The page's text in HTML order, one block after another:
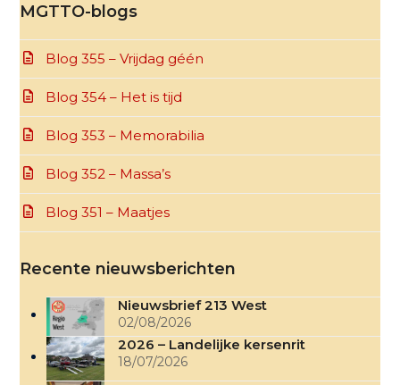
MGTTO-blogs
Blog 355 – Vrijdag géén
Blog 354 – Het is tijd
Blog 353 – Memorabilia
Blog 352 – Massa’s
Blog 351 – Maatjes
Recente nieuwsberichten
Nieuwsbrief 213 West
02/08/2026
2026 – Landelijke kersenrit
18/07/2026